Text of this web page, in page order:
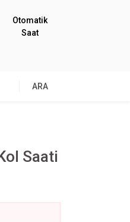
Otomatik
Saat
ARA
Saati